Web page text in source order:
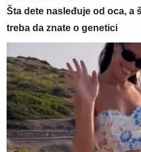
Šta dete nasleđuje od oca, a
treba da znate o genetici